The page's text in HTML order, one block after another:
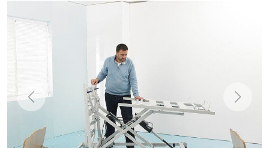
Previous Next